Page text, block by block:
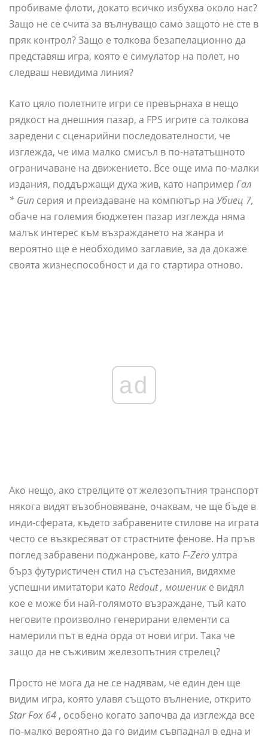
пробиваме флоти, докато всичко избухва около нас?
Защо не се счита за вълнуващо само защото не сте в
пряк контрол? Защо е толкова безапелационно да
представяш игра, която е симулатор на полет, но
следваш невидима линия?
Като цяло полетните игри се превърнаха в нещо
рядкост на днешния пазар, а FPS игрите са толкова
заредени с сценарийни последователности, че
изглежда, че има малко смисъл в по-нататъшното
ограничаване на движението. Все още има по-малки
издания, поддържащи духа жив, като например Гал
* Gun серия и преиздаване на компютър на Убиец 7,
обаче на големия бюджетен пазар изглежда няма
малък интерес към възраждането на жанра и
вероятно ще е необходимо заглавие, за да докаже
своята жизнеспособност и да го стартира отново.
ad
Ако нещо, ако стрелците от железопътния транспорт
някога видят възобновяване, очаквам, че ще бъде в
инди-сферата, където забравените стилове на играта
често се възкресяват от страстните фенове. На пръв
поглед забравени поджанрове, като F-Zeroултра
бърз футуристичен стил на състезания, видяхме
успешни имитатори като Redout, мошеник е видял
кое е може би най-голямото възраждане, тъй като
неговите произволно генерирани елементи са
намерили път в една орда от нови игри. Така че
защо да не съживим железопътния стрелец?
Просто не мога да не се надявам, че един ден ще
видим игра, която улавя същото вълнение, открито
Star Fox 64 , особено когато започва да изглежда все
по-малко вероятно да го видим съвпаднал в една и